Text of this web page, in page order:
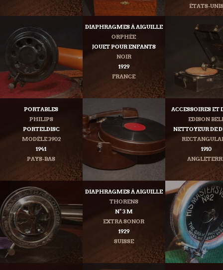
ÉTATS-
DIAPHRAGMES À AIGUILLE
ORPHÉE
JOUET POUR ENFANTS
NOIR
1929
FRANCE
PORTABLES
PHILIPS
PORTELDISC
MODÈLE 3902
1941
PAYS-BAS
ACCESSOIRES ET
EDISON
NETTOYEUR DE
1910
DIAPHRAGMES À AIGUILLE
THORENS
N° 3 M
EXTRA SONOR
1929
SUISSE